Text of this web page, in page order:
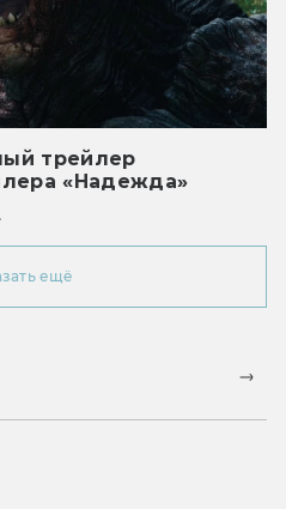
трейлер
«Надежда»
ещё